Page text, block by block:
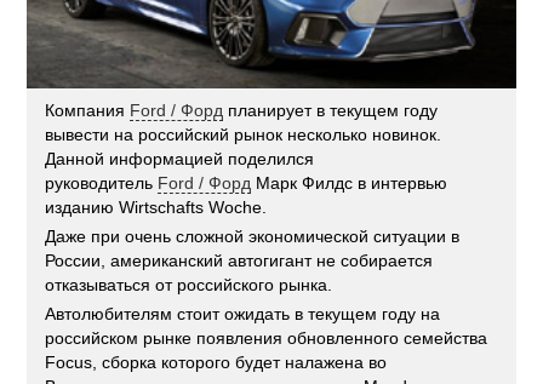
Компания Ford / Форд планирует в текущем году
вывести на российский рынок несколько новинок.
Данной информацией поделился
руководитель Ford / Форд Марк Филдс в интервью
изданию Wirtschafts Woche.
Даже при очень сложной экономической ситуации в
России, американский автогигант не собирается
отказываться от российского рынка.
Автолюбителям стоит ожидать в текущем году на
российском рынке появления обновленного семейства
Focus, сборка которого будет налажена во